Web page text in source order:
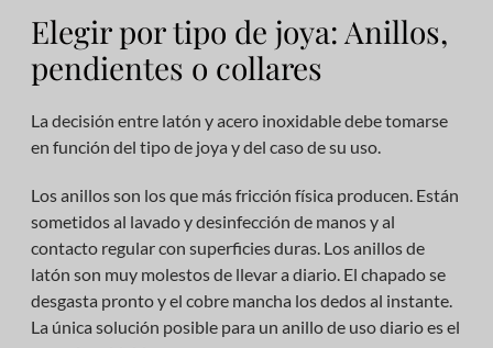
Elegir por tipo de joya: Anillos,
pendientes o collares
La decisión entre latón y acero inoxidable debe tomarse
en función del tipo de joya y del caso de su uso.
Los anillos son los que más fricción física producen. Están
sometidos al lavado y desinfección de manos y al
contacto regular con superficies duras. Los anillos de
latón son muy molestos de llevar a diario. El chapado se
desgasta pronto y el cobre mancha los dedos al instante.
La única solución posible para un anillo de uso diario es el